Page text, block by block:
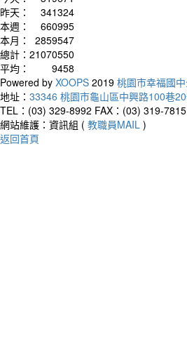
昨天：
341324
本週：
660995
本月：
2859547
總計： 21070550
平均：
9458
Powered by XOOPS 2019 桃園市幸福國
地址： 33346 桃園市龜山區中興路100巷
TEL：(03) 329-8992 FAX：(03) 319-7815
網站維護：資訊組 ( 教職員MAIL )
返回首頁